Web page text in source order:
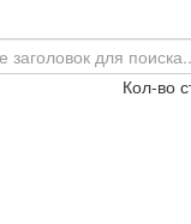
Кол-во